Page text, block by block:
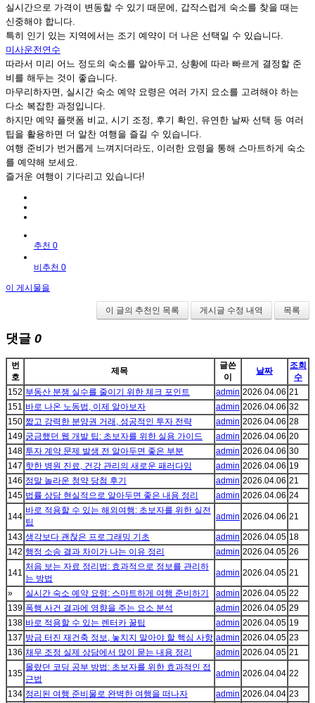
실시간으로 가격이 변동할 수 있기 때문에, 갑작스럽게 숙소를 찾을 때는
신중해야 합니다.
특히 인기 있는 지역에서는 조기 예약이 더 나은 선택일 수 있습니다.
미사운전연수
따라서 미리 어느 정도의 숙소를 알아두고, 상황에 따라 빠르게 결정할 준
비를 해두는 것이 좋습니다.
마무리하자면, 실시간 숙소 예약 요령은 여러 가지 요소를 고려해야 하는
다소 복잡한 과정입니다.
하지만 예약 플랫폼 비교, 시기 조정, 후기 확인, 유연한 날짜 선택 등 여러
팁을 활용하면 더 알찬 여행을 즐길 수 있습니다.
여행 준비가 번거롭게 느껴지더라도, 이러한 요령을 통해 스마트하게 숙소
를 예약해 보세요.
즐거운 여행이 기다리고 있습니다!
추천 0
비추천 0
이 게시물을
이 글의 추천인 목록 게시글 수정 내역 목록
댓글 0
번
호
제목
글쓴
이
날짜
조회
수
152 부동산 분쟁 실수를 줄이기 위한 체크 포인트 admin 2026.04.06 21
151 바로 나온 노동법, 이제 알아보자 admin 2026.04.06 32
150 짧고 강력한 분양권 거래, 성공적인 투자 전략 admin 2026.04.06 28
149 궁금했던 웹 개발 팁: 초보자를 위한 실용 가이드 admin 2026.04.06 20
148 투자 계약 문제 발생 전 알아두면 좋은 부분 admin 2026.04.06 30
147 핫한 병원 진료, 건강 관리의 새로운 패러다임 admin 2026.04.06 19
146 정말 놀라운 청약 당첨 후기 admin 2026.04.06 21
145 법률 상담 현실적으로 알아두면 좋은 내용 정리 admin 2026.04.06 24
144
바로 적용할 수 있는 해외여행: 초보자를 위한 실전
팁
admin 2026.04.06 21
143 생각보다 괜찮은 프로그래밍 기초 admin 2026.04.05 18
142 행정 소송 결과 차이가 나는 이유 정리 admin 2026.04.05 26
141
처음 보는 자료 정리법: 효과적으로 정보를 관리하
는 방법
admin 2026.04.05 21
» 실시간 숙소 예약 요령: 스마트하게 여행 준비하기 admin 2026.04.05 22
139 폭행 사건 결과에 영향을 주는 요소 분석 admin 2026.04.05 29
138 바로 적용할 수 있는 렌터카 꿀팁 admin 2026.04.05 19
137 방금 터진 재건축 정보, 놓치지 말아야 할 핵심 사항 admin 2026.04.05 23
136 채무 조정 실제 상담에서 많이 묻는 내용 정리 admin 2026.04.05 21
135
몰랐던 코딩 공부 방법: 초보자를 위한 효과적인 접
근법
admin 2026.04.04 22
134 정리된 여행 준비물로 완벽한 여행을 떠나자 admin 2026.04.04 23